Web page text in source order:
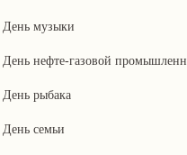
День музыки
День нефте-газовой
День рыбака
День семьи